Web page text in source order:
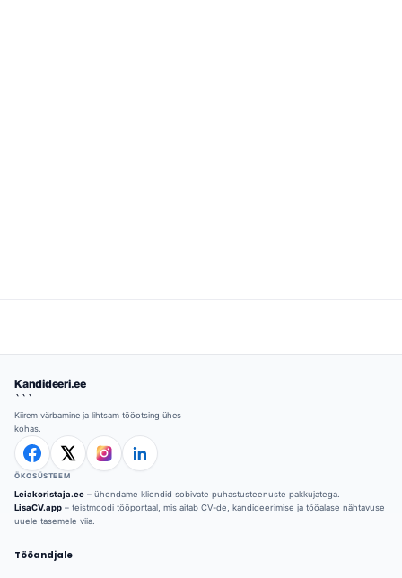
Kandideeri.ee
```
Kiirem värbamine ja lihtsam tööotsing ühes
kohas.
ÖKOSÜSTEEM
Leiakoristaja.ee – ühendame kliendid sobivate puhastusteenuste pakkujatega.
LisaCV.app – teistmoodi tööportaal, mis aitab CV-de, kandideerimise ja tööalase nähtavuse
uuele tasemele viia.
Tööandjale